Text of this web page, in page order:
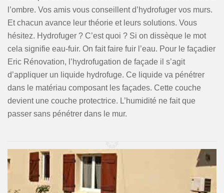
l’ombre. Vos amis vous conseillent d’hydrofuger vos murs.
Et chacun avance leur théorie et leurs solutions. Vous
hésitez. Hydrofuger ? C’est quoi ? Si on dissèque le mot
cela signifie eau-fuir. On fait faire fuir l’eau. Pour le façadier
Eric Rénovation, l’hydrofugation de façade il s’agit
d’appliquer un liquide hydrofuge. Ce liquide va pénétrer
dans le matériau composant les façades. Cette couche
devient une couche protectrice. L’humidité ne fait que
passer sans pénétrer dans le mur.